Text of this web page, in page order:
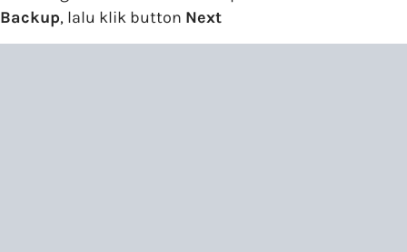
Backup, lalu klik button Next